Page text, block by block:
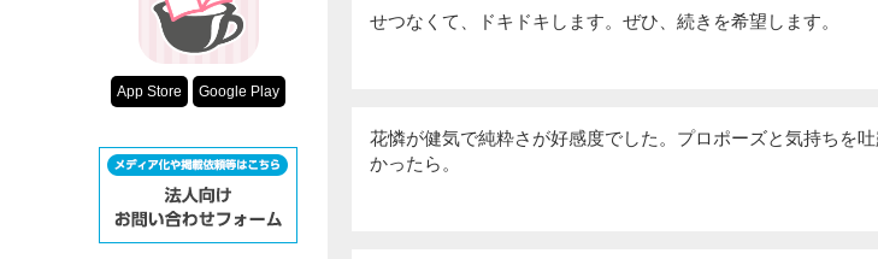
せつなくて、ドキドキします。ぜひ、続きを希望します。
花憐が健気で純粋さが好感度でした。プロポーズと気持ちを
かったら。
App Store Google Play